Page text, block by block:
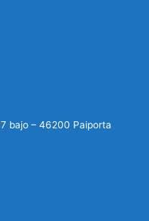
bajo – 46200 Paiporta